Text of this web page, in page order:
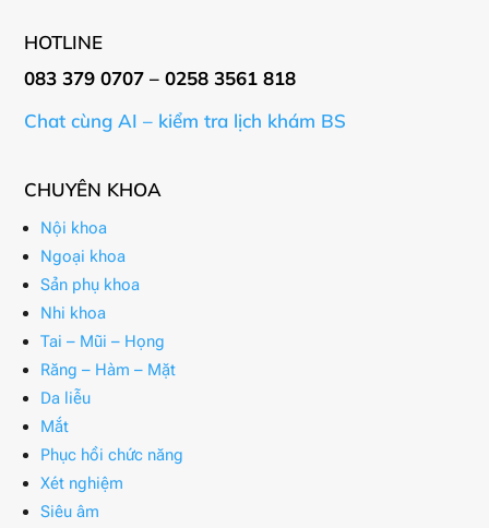
HOTLINE
083 379 0707 – 0258 3561 818
Chat cùng AI – kiểm tra lịch khám BS
CHUYÊN KHOA
Nội khoa
Ngoại khoa
Sản phụ khoa
Nhi khoa
Tai – Mũi – Họng
Răng – Hàm – Mặt
Da liễu
Mắt
Phục hồi chức năng
Xét nghiệm
Siêu âm